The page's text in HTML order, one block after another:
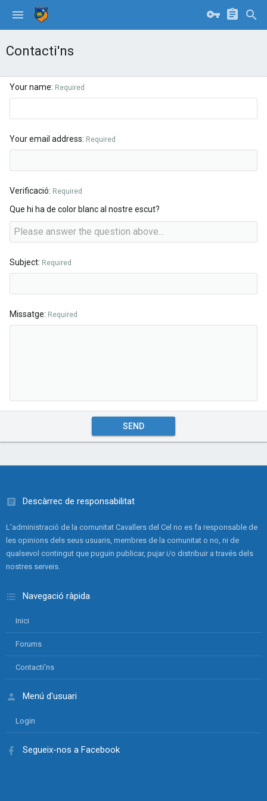
Contacti'ns
Your name Required
Your email address Required
Verificació Required
Que hi ha de color blanc al nostre escut?
Subject Required
Missatge Required
SEND
Descàrrec de responsabilitat
L'administració de la comunitat Cavallers del Cel no es fa responsable de
les opinions dels seus usuaris, membres de la comunitat o no, ni de
qualsevol contingut que puguin publicar, pujar i/o distribuir a través dels
nostres serveis.
Navegació ràpida
Inici
Forums
Contacti'ns
Menú d'usuari
Login
Segueix-nos a Facebook